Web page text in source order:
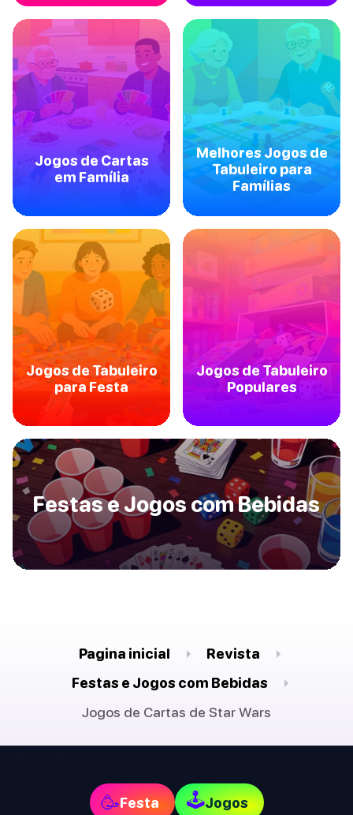
Jogos de Cartas
em Família
Melhores Jogos de
Tabuleiro para
Famílias
Jogos de Tabuleiro
para Festa
Jogos de Tabuleiro
Populares
Festas e Jogos com Bebidas
Pagina inicial
Revista
Festas e Jogos com Bebidas
Jogos de Cartas de Star Wars
🥳Festa 🕹Jogos